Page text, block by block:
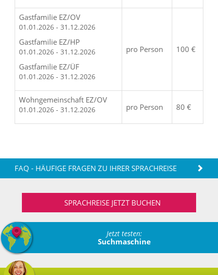
Gastfamilie EZ/OV
01.01.2026 - 31.12.2026
Gastfamilie EZ/HP
01.01.2026 - 31.12.2026
Gastfamilie EZ/ÜF
01.01.2026 - 31.12.2026
pro Person 100 €
Wohngemeinschaft EZ/OV
01.01.2026 - 31.12.2026 pro Person 80 €
FAQ - HÄUFIGE FRAGEN ZU IHRER SPRACHREISE
SPRACHREISE JETZT BUCHEN
Jetzt testen:
Suchmaschine